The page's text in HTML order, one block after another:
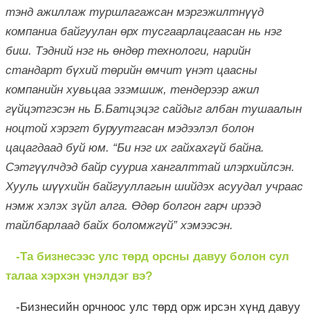
тэнд ажиллаж туршлагажсан мэргэжилтнүүд
компаниа байгуулан өрх тусгаарлацгаасан нь нэг
биш. Тэдний нэг нь өндөр технологи, нарийн
стандарт бүхий төрийн өмчит үнэт цаасны
компанийн хувьцаа эзэмшиж, тендерээр ажил
гүйцэтгэсэн нь Б.Батцэцэг сайдыг албан тушаалын
ноцтой хэрэгт буруутгасан мэдээлэл болон
цацагдаад буй юм. “Би нэг их гайхахгүй байна.
Сэтгүүлчдэд байр сууриа хангалттай илэрхийлсэн.
Хууль шүүхийн байгууллагын шийдэх асуудал учраас
нэмж хэлэх зүйл алга. Өдөр болгон гарч ирээд
тайлбарлаад байх боломжгүй” хэмээсэн.
-Та бизнесээс улс төрд орсны давуу болон сул
талаа хэрхэн үнэлдэг вэ?
-Бизнесийн орчноос улс төрд орж ирсэн хүнд давуу